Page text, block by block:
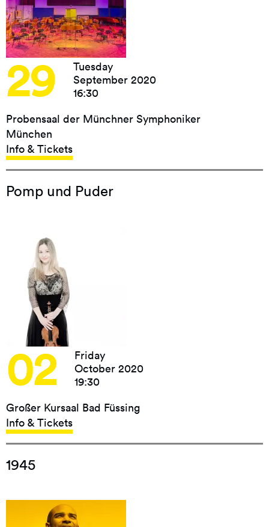
29
Tuesday
September 2020
16:30
Probensaal der Münchner Symphoniker
München
Info & Tickets
Pomp und Puder
02
Friday
October 2020
19:30
Großer Kursaal Bad Füssing
Info & Tickets
1945